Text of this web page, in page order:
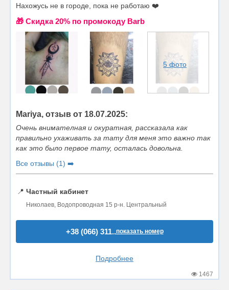
Нахожусь не в городе, пока не работаю ❤️
🎁 Cкидка 20% по промокоду Barb
5 фото
Mariya, отзыв от 18.07.2025:
Очень внимателная и окуратная, рассказала как
правильно ухаживать за тату для меня это важно так
как это было первое тату, осталась довольна.
Все отзывы (1) ➡️
📍 Частный кабинет
Николаев, Водопроводная 15 р-н. Центральный
+38 (066) 311..показать номер
Подробнее
1467